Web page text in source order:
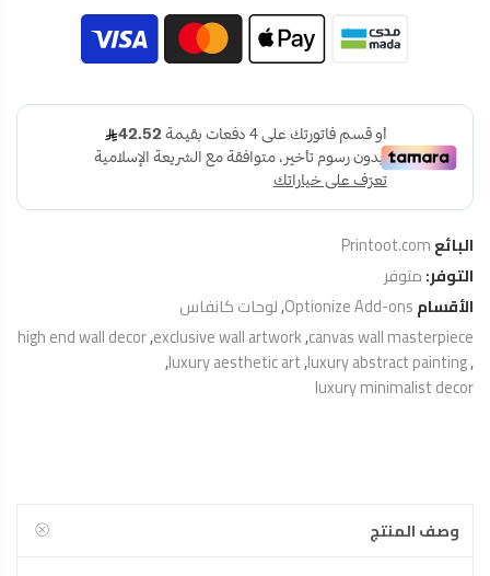
البائعPrintoot.com
التوفر:متوفر
الأقسامOptionize Add-ons
,لوحات كانفاس
canvas wall masterpiece
,
exclusive wall artwork
,
high end wall decor
,
luxury abstract painting
,
luxury aesthetic art
,
luxury minimalist decor
وصف المنتج